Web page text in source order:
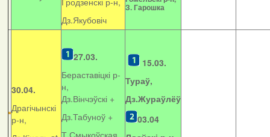
Дз.Якубовіч
З. Гарошка
30.04.
Драгічынскі
р-н,
27.03.
Бераставіцкі р-
н,
Дз.Вінчэўскі +
Дз.Табуноў +
Т.Смыкоўская
15.03.
Тураў,
Дз.Жураўлёў
03.04